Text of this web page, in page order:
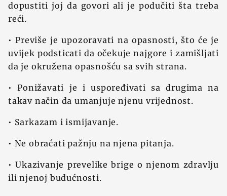
dopustiti joj da govori ali je podučiti šta treba
reći.
• Previše je upozoravati na opasnosti, što će je
uvijek podsticati da očekuje najgore i zamišljati
da je okružena opasnošću sa svih strana.
• Ponižavati je i uspoređivati sa drugima na
takav način da umanjuje njenu vrijednost.
• Sarkazam i ismijavanje.
• Ne obraćati pažnju na njena pitanja.
• Ukazivanje prevelike brige o njenom zdravlju
ili njenoj budućnosti.